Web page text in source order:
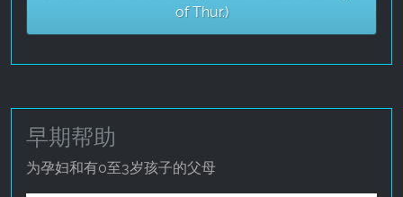
of Thur.)
早期帮助
为孕妇和有0至3岁孩子的父母